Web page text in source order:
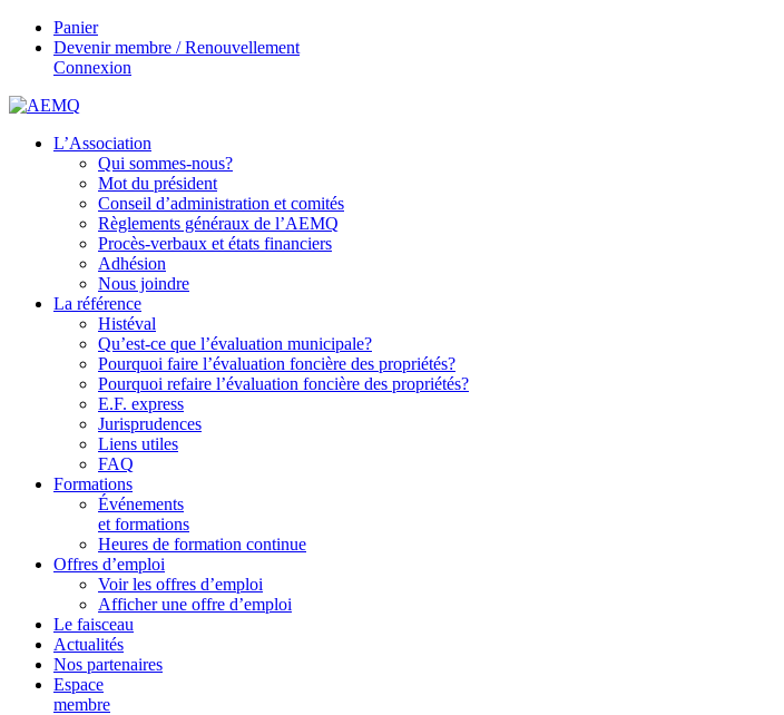
Panier
Devenir membre / Renouvellement
Connexion
L’Association
Qui sommes-nous?
Mot du président
Conseil d’administration et comités
Règlements généraux de l’AEMQ
Procès-verbaux et états financiers
Adhésion
Nous joindre
La référence
Histéval
Qu’est-ce que l’évaluation municipale?
Pourquoi faire l’évaluation foncière des propriétés?
Pourquoi refaire l’évaluation foncière des propriétés?
E.F. express
Jurisprudences
Liens utiles
FAQ
Formations
Événements
et formations
Heures de formation continue
Offres d’emploi
Voir les offres d’emploi
Afficher une offre d’emploi
Le faisceau
Actualités
Nos partenaires
Espace
membre